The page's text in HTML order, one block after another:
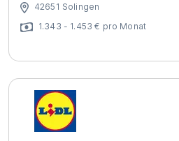
42651 Solingen
1.343 - 1.453 € pro Monat